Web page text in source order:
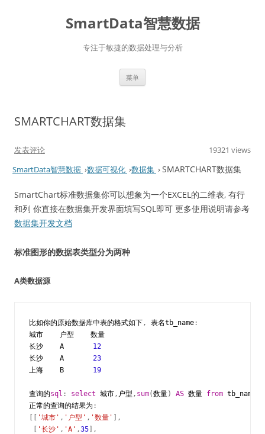
SmartData智慧数据
专注于敏捷的数据处理与分析
菜单
SMARTCHART数据集
发表评论
19321 views
SmartData智慧数据 ›数据可视化 ›数据集 ›SMARTCHART数据集
SmartChart标准数据集你可以想象为一个EXCEL的二维表, 有行
和列 你直接在数据集开发界面填写SQL即可 更多使用说明请参考
数据集开发文档
标准图形的数据表类型分为两种
A类数据源
比如你的原始数据库中表的格式如下, 表名tb_name :
城市
户型
数量
长沙
A
12
长沙
A
23
上海
B 19
查询的sql : select 城市, 户型 , sum(数量) AS 数量 from tb_name
正常的查询的结果为 :
'城市' , '户型' , '数量'
],
'长沙' , 'A' ,35 ],